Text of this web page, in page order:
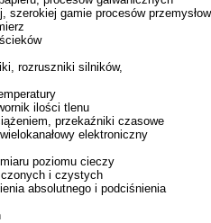
szerokiej gamie procesów
rozruszniki silników,
ilości tlenu
przekaźniki czasowe
elektroniczny
poziomu cieczy
i czystych
absolutnego i podciśnienia